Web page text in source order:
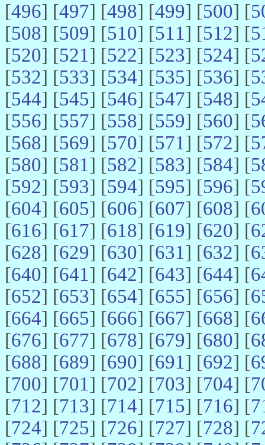
[496] [497] [498] [499] [500] [
[508] [509] [510] [511] [512] [
[520] [521] [522] [523] [524] [
[532] [533] [534] [535] [536] [
[544] [545] [546] [547] [548] [
[556] [557] [558] [559] [560] [
[568] [569] [570] [571] [572] [
[580] [581] [582] [583] [584] [
[592] [593] [594] [595] [596] [
[604] [605] [606] [607] [608] [
[616] [617] [618] [619] [620] [
[628] [629] [630] [631] [632] [
[640] [641] [642] [643] [644] [
[652] [653] [654] [655] [656] [
[664] [665] [666] [667] [668] [
[676] [677] [678] [679] [680] [
[688] [689] [690] [691] [692] [
[700] [701] [702] [703] [704] [
[712] [713] [714] [715] [716] [
[724] [725] [726] [727] [728] [